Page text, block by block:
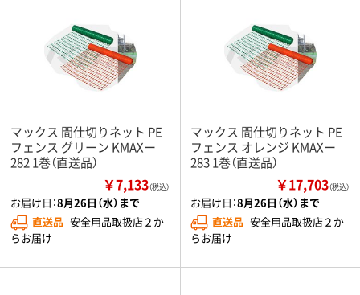
マックス 間仕切りネット PE
フェンス グリーン KMAXー
282 1巻（直送品）
￥7,133（税込）
お届け日：8月26日（水）まで
直送品 安全用品取扱店２か
らお届け
マックス 間仕切りネット PE
フェンス オレンジ KMAXー
283 1巻（直送品）
￥17,703（税込）
お届け日：8月26日（水）まで
直送品 安全用品取扱店２か
らお届け